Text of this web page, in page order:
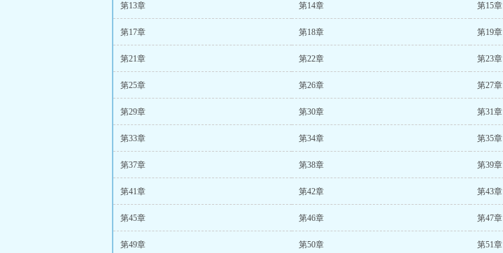
第13章 第14章 第15章
第17章 第18章 第19章
第21章 第22章 第23章
第25章 第26章 第27章
第29章 第30章 第31章
第33章 第34章 第35章
第37章 第38章 第39章
第41章 第42章 第43章
第45章 第46章 第47章
第49章 第50章 第51章